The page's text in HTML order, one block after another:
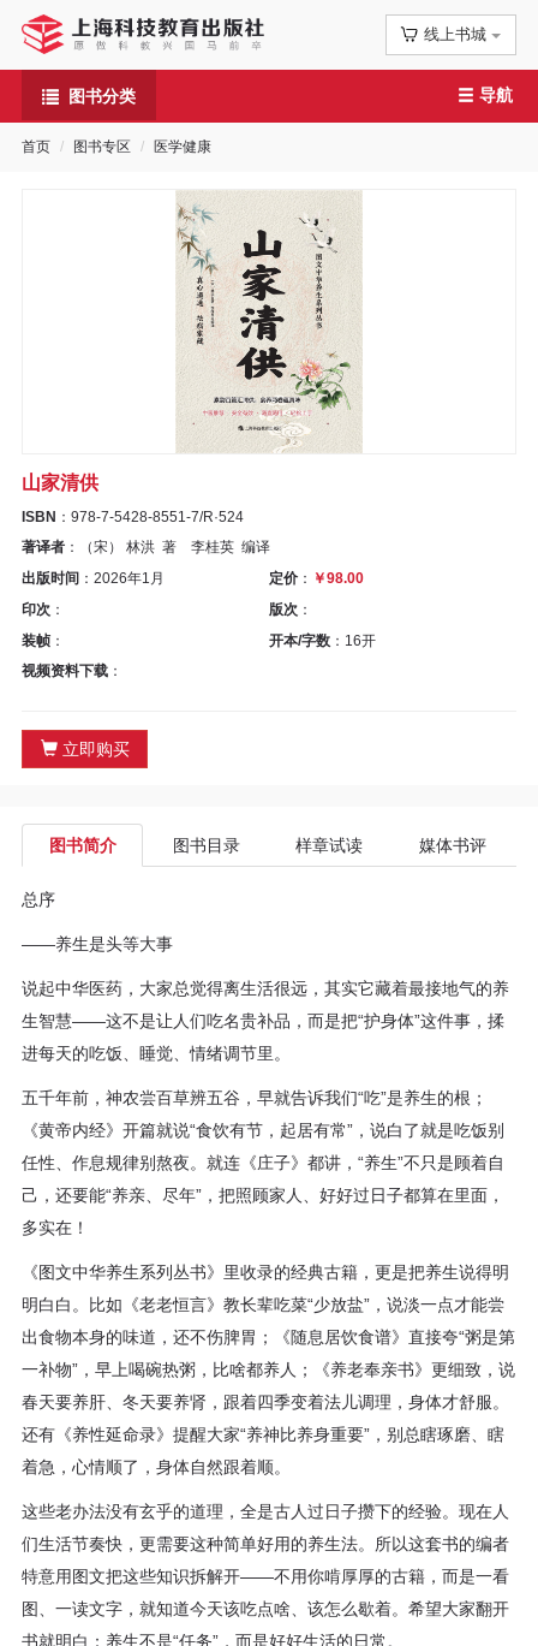
线上书城
图书分类
首
页
区
资
源
关
我
们
导航
首页 图书专区 医学健康
山家清供
ISBN ：978-7-5428-8551-7/R·524
著译者 ：（宋） 林洪 著 李桂英 编译
出版时间 ：2026年1月 定价： ￥98.00
印次 ： 版次：
装帧 ： 开本/字数：16开
视频资料下载 ：
立即购买
图书简介 图书目录 样章试读 媒体书评
总序
——养生是头等大事
说起中华医药，大家总觉得离生活很远，其实它藏着最接地气的养
生智慧——这不是让人们吃名贵补品，而是把“护身体”这件事，揉
进每天的吃饭、睡觉、情绪调节里。
五千年前，神农尝百草辨五谷，早就告诉我们“吃”是养生的根；
《黄帝内经》开篇就说“食饮有节，起居有常”，说白了就是吃饭别
任性、作息规律别熬夜。就连《庄子》都讲，“养生”不只是顾着自
己，还要能“养亲、尽年”，把照顾家人、好好过日子都算在里面，
多实在！
《图文中华养生系列丛书》里收录的经典古籍，更是把养生说得明
明白白。比如《老老恒言》教长辈吃菜“少放盐”，说淡一点才能尝
出食物本身的味道，还不伤脾胃；《随息居饮食谱》直接夸“粥是第
一补物”，早上喝碗热粥，比啥都养人；《养老奉亲书》更细致，说
春天要养肝、冬天要养肾，跟着四季变着法儿调理，身体才舒服。
还有《养性延命录》提醒大家“养神比养身重要”，别总瞎琢磨、瞎
着急，心情顺了，身体自然跟着顺。
这些老办法没有玄乎的道理，全是古人过日子攒下的经验。现在人
们生活节奏快，更需要这种简单好用的养生法。所以这套书的编者
特意用图文把这些知识拆解开——不用你啃厚厚的古籍，而是一看
图、一读文字，就知道今天该吃点啥、该怎么歇着。希望大家翻开
书就明白：养生不是“任务”，而是好好生活的日常。